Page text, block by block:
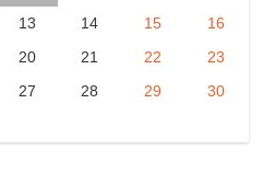
13 14 15
16
20 21 22
23
27 28 29
30